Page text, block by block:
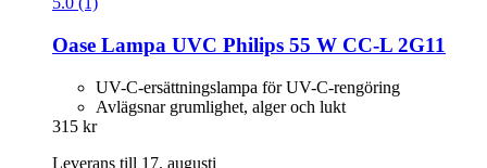
Oase Lampa UVC Philips 55 W CC-​L 2G11
UV-C-ersättningslampa för UV-C-rengöring
Avlägsnar grumlighet, alger och lukt
315 kr
Leverans till 17. augusti